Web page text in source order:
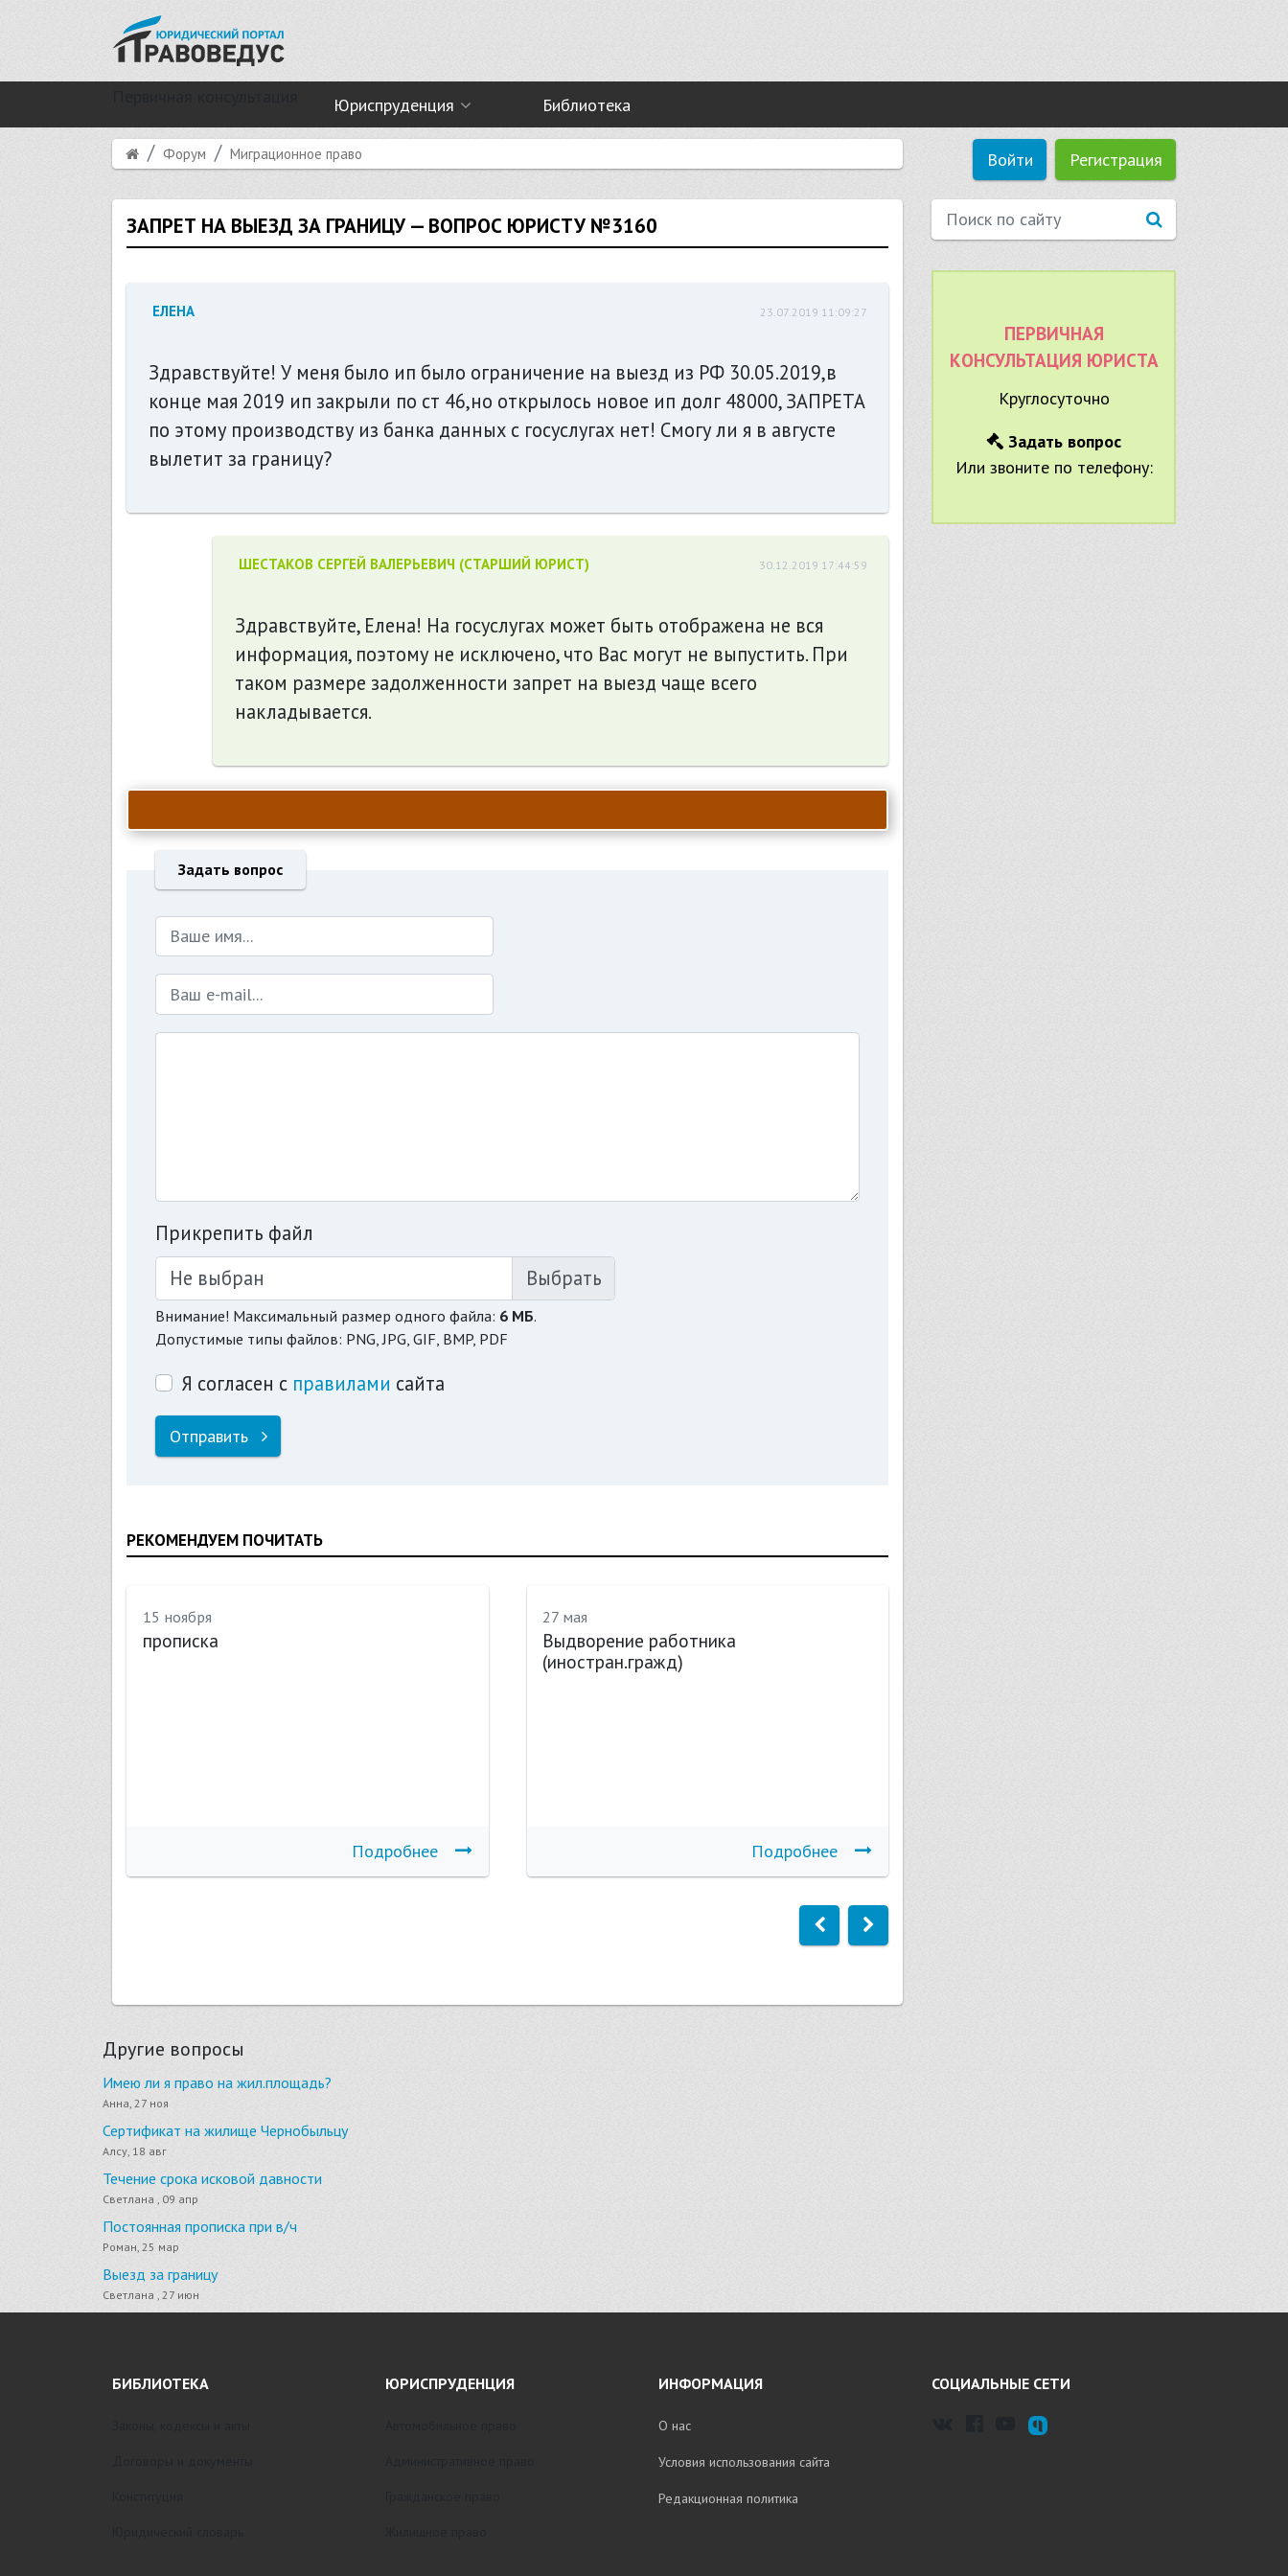
Юриспруденция Библиотека
Форум Миграционное право Войти Регистрация
ЗАПРЕТ НА ВЫЕЗД ЗА ГРАНИЦУ — ВОПРОС ЮРИСТУ №3160
ЕЛЕНА 23.07.2019 11:09:27
Здравствуйте! У меня было ип было ограничение на выезд из РФ 30.05.2019,в
конце мая 2019 ип закрыли по ст 46,но открылось новое ип долг 48000, ЗАПРЕТА
по этому производству из банка данных с госуслугах нет! Смогу ли я в августе
вылетит за границу?
ШЕСТАКОВ СЕРГЕЙ ВАЛЕРЬЕВИЧ (СТАРШИЙ ЮРИСТ) 30.12.2019 17:44:59
Здравствуйте, Елена! На госуслугах может быть отображена не вся
информация, поэтому не исключено, что Вас могут не выпустить. При
таком размере задолженности запрет на выезд чаще всего
накладывается.
Задать вопрос
Прикрепить файл
Не выбран
Внимание! Максимальный размер одного файла: 6 МБ.
Допустимые типы файлов: PNG, JPG, GIF, BMP, PDF
Я согласен с правилами сайта
Отправить
РЕКОМЕНДУЕМ ПОЧИТАТЬ
15 ноября
прописка
Подробнее
27 мая
Выдворение работника
(иностран.гражд)
Подробнее
ПЕРВИЧНАЯ
КОНСУЛЬТАЦИЯ ЮРИСТА
Круглосуточно
Задать вопрос
Или звоните по телефону:
Другие вопросы
Имею ли я право на жил.площадь?
Анна, 27 ноя
Сертификат на жилище Чернобыльцу
Алсу, 18 авг
Течение срока исковой давности
Светлана , 09 апр
Постоянная прописка при в/ч
Роман, 25 мар
Выезд за границу
Светлана , 27 июн
БИБЛИОТЕКА ЮРИСПРУДЕНЦИЯ ИНФОРМАЦИЯ
О нас
Условия использования сайта
Редакционная политика
СОЦИАЛЬНЫЕ СЕТИ